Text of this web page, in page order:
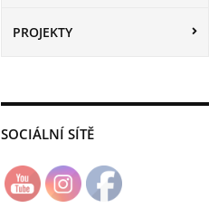
PROJEKTY
SOCIÁLNÍ SÍTĚ